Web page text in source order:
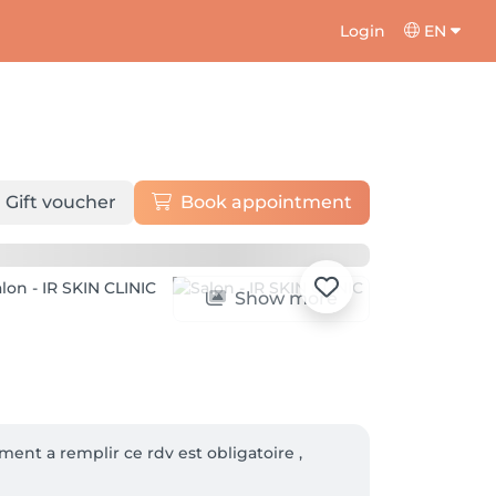
Login EN
Gift voucher Book appointment
Show more
a remplir ce rdv est obligatoire ,